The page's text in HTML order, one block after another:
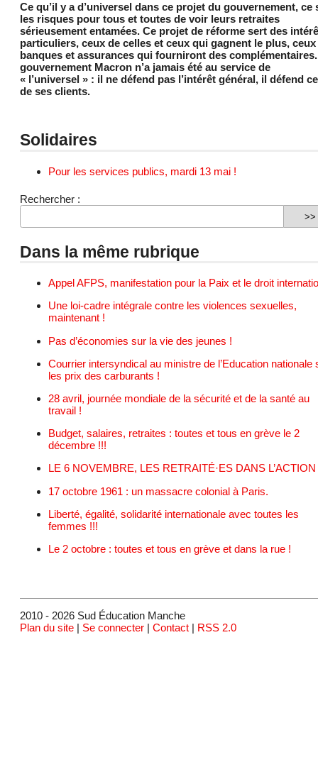
Ce qu’il y a d’universel dans ce projet du gouvernement, ce
les risques pour tous et toutes de voir leurs retraites
sérieusement entamées. Ce projet de réforme sert des
particuliers, ceux de celles et ceux qui gagnent le plus, ceux
banques et assurances qui fourniront des
gouvernement Macron n’a jamais été au service de
« l’universel » : il ne défend pas l’intérêt général, il défend
de ses clients.
Solidaires
Pour les services publics, mardi 13 mai !
Rechercher :
Dans la même rubrique
Appel AFPS, manifestation pour la Paix et le droit
Une loi-cadre intégrale contre les violences sexuelles,
maintenant !
Pas d’économies sur la vie des jeunes !
Courrier intersyndical au ministre de l’Education nationale
les prix des carburants !
28 avril, journée mondiale de la sécurité et de la santé au
travail !
Budget, salaires, retraites : toutes et tous en grève le 2
décembre !!!
LE 6 NOVEMBRE, LES RETRAITÉ·ES DANS L’ACTION
17 octobre 1961 : un massacre colonial à Paris.
Liberté, égalité, solidarité internationale avec toutes les
femmes !!!
Le 2 octobre : toutes et tous en grève et dans la rue !
2010 - 2026 Sud Éducation Manche
Plan du site | Se connecter | Contact | RSS 2.0